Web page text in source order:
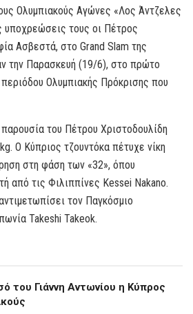
Ολυμπιακούς Αγώνες «Λος Άντζελες
υποχρεώσεις τους οι Πέτρος
Ασβεστά, στο Grand Slam της
την Παρασκευή (19/6), στο πρώτο
Ολυμπιακής Πρόκρισης που
παρουσία του Πέτρου Χριστοδουλίδη
Ο Κύπριος τζουντόκα πέτυχε νίκη
στη φάση των «32», όπου
από τις Φιλιππίνες Kessei Nakano.
τον Παγκόσμιο
Takeshi Takeok.
του Γιάννη Αντωνίου η Κύπρος